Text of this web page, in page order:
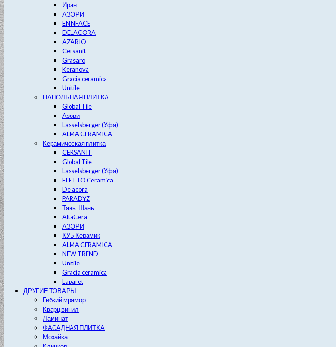
Иран
АЗОРИ
EN NFACE
DELACORA
AZARIO
Cersanit
Grasaro
Keranova
Gracia ceramica
Unitile
НАПОЛЬНАЯ ПЛИТКА
Global Tile
Азори
Lasselsberger (Уфа)
ALMA CERAMICA
Керамическая плитка
CERSANIT
Global Tile
Lasselsberger (Уфа)
ELETTO Ceramica
Delacora
PARADYZ
Тянь-Шань
AltaCera
АЗОРИ
КУБ Керамик
ALMA CERAMICA
NEW TREND
Unitile
Gracia ceramica
Laparet
ДРУГИЕ ТОВАРЫ
Гибкий мрамор
Кварц винил
Ламинат
ФАСАДНАЯ ПЛИТКА
Мозайка